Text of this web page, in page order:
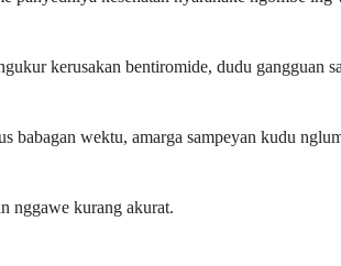
kerusakan bentiromide, dudu gangguan
babagan wektu, amarga sampeyan kudu
nggawe kurang akurat.